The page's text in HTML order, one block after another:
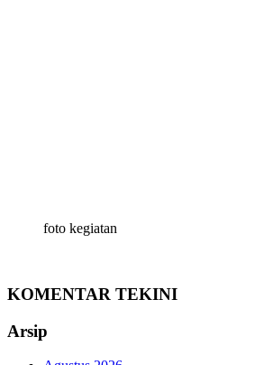
foto kegiatan
KOMENTAR TEKINI
Arsip